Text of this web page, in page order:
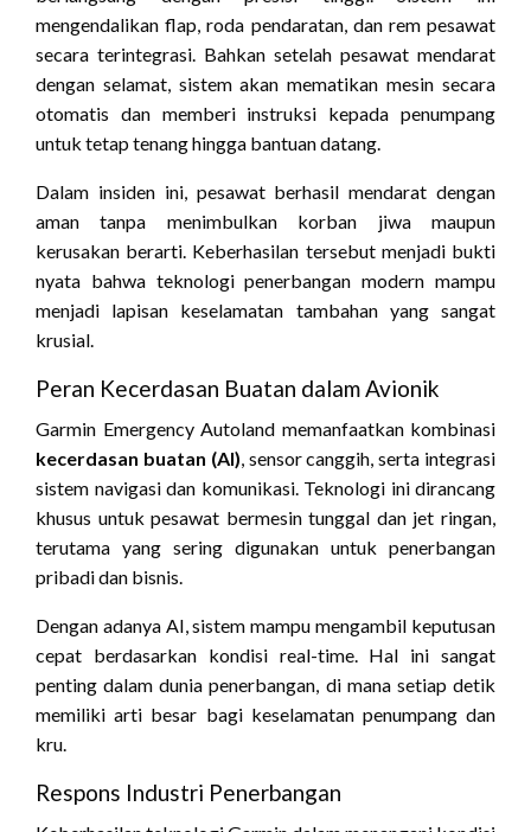
mengendalikan flap, roda pendaratan, dan rem pesawat
secara terintegrasi. Bahkan setelah pesawat mendarat
dengan selamat, sistem akan mematikan mesin secara
otomatis dan memberi instruksi kepada penumpang
untuk tetap tenang hingga bantuan datang.
Dalam insiden ini, pesawat berhasil mendarat dengan
aman tanpa menimbulkan korban jiwa maupun
kerusakan berarti. Keberhasilan tersebut menjadi bukti
nyata bahwa teknologi penerbangan modern mampu
menjadi lapisan keselamatan tambahan yang sangat
krusial.
Peran Kecerdasan Buatan dalam Avionik
Garmin Emergency Autoland memanfaatkan kombinasi
kecerdasan buatan (AI), sensor canggih, serta integrasi
sistem navigasi dan komunikasi. Teknologi ini dirancang
khusus untuk pesawat bermesin tunggal dan jet ringan,
terutama yang sering digunakan untuk penerbangan
pribadi dan bisnis.
Dengan adanya AI, sistem mampu mengambil keputusan
cepat berdasarkan kondisi real-time. Hal ini sangat
penting dalam dunia penerbangan, di mana setiap detik
memiliki arti besar bagi keselamatan penumpang dan
kru.
Respons Industri Penerbangan